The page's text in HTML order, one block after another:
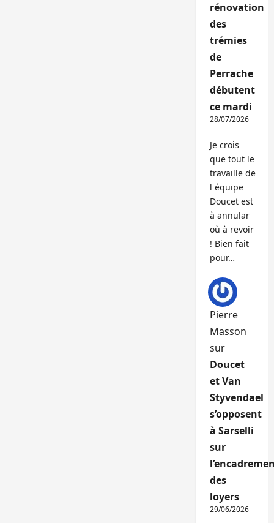
rénovation
des
trémies
de
Perrache
débutent
ce mardi
28/07/2026
Je crois
que tout le
travaille de
l équipe
Doucet est
à annular
où à revoir
! Bien fait
pour…
Pierre
Masson
sur
Doucet
et Van
Styvendael
s’opposent
à Sarselli
sur
des
loyers
29/06/2026